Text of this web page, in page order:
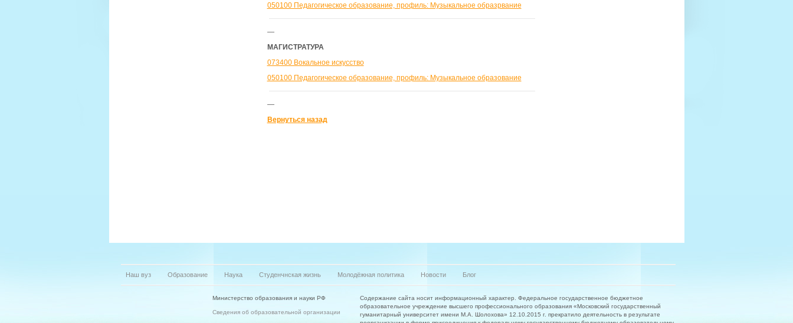
050100 Педагогическое образование, профиль: Музыкальное образрвание
—
МАГИСТРАТУРА
073400 Вокальное искусство
050100 Педагогическое образование, профиль: Музыкальное образование
—
Вернуться назад
Наш вуз Образование Наука Студенчнская жизнь Молодёжная политика Новости Блог
Министерство образования и науки РФ
Сведения об образовательной организации
Содержание сайта носит информационный характер. Федеральное государственное бюджетное
образовательное учреждение высшего профессионального образования «Московский государственный
гуманитарный университет имени М.А. Шолохова» 12.10.2015 г. прекратило деятельность в результате